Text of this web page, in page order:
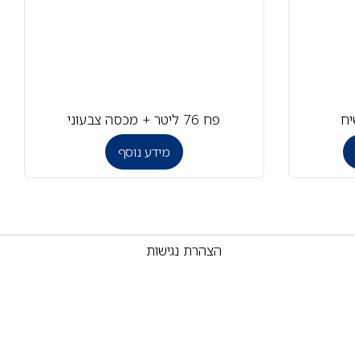
פח 76 ליטר + מכסה צבעוני
מידע נוסף
הצהרת נגישות